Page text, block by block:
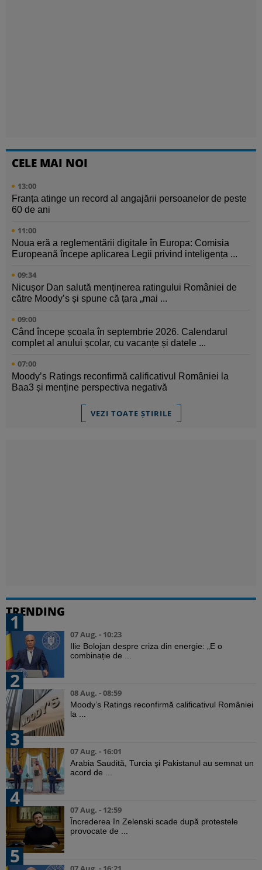
CELE MAI NOI
13:00
Franța atinge un record al angajării persoanelor de peste
60 de ani
11:00
Noua eră a reglementării digitale în Europa: Comisia
Europeană începe aplicarea Legii privind inteligența ...
09:34
Nicușor Dan salută menținerea ratingului României de
către Moody’s și spune că țara „mai ...
09:00
Când începe școala în septembrie 2026. Calendarul
complet al anului școlar, cu vacanțe și datele ...
07:00
Moody’s Ratings reconfirmă calificativul României la
Baa3 și menține perspectiva negativă
VEZI TOATE ȘTIRILE
TRENDING
1
07 Aug. - 10:23
Ilie Bolojan despre criza din energie: „E o
combinație de ...
2
08 Aug. - 08:59
Moody’s Ratings reconfirmă calificativul României
la ...
3
07 Aug. - 16:01
Arabia Saudită, Turcia şi Pakistanul au semnat un
acord de ...
4
07 Aug. - 12:59
Încrederea în Zelenski scade după protestele
provocate de ...
5